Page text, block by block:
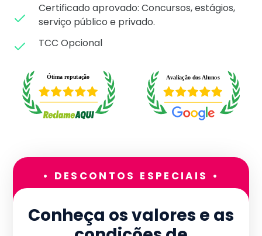
Certificado aprovado: Concursos, estágios,
serviço público e privado.
TCC Opcional
• DESCONTOS ESPECIAIS •
Conheça os valores e as